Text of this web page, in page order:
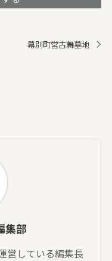
幕別町営古舞墓地
集部
営している編集長